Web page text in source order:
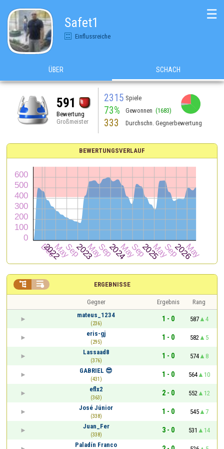
Safet1
Einflussreiche
☰
ÜBER SCHACH
591
Bewertung
Großmeister
2315 Spiele
73% Gewonnen (1683)
333 Durchschn. Gegnerbewertung
BEWERTUNGSVERLAUF
ERGEBNISSE
 
Gegner Ergebnis
Rang
mateus_1234
(236)
1 - 0 587
4
eris-gj
(295)
1 - 0 582
5
Lassaad8
(376)
1 - 0 574
8
GABRIEL 😎
(431)
1 - 0 564
10
eflx2
(363)
2 - 0 552
12
José Júnior
(338)
1 - 0 545
7
Juan_Fer
(338)
3 - 0 531
14
Paladín Franco